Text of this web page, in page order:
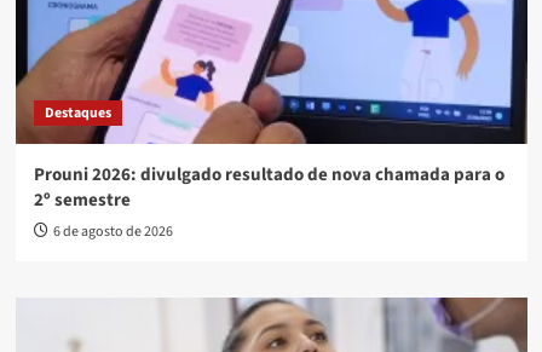
Destaques
Prouni 2026: divulgado resultado de nova chamada para o
2º semestre
6 de agosto de 2026